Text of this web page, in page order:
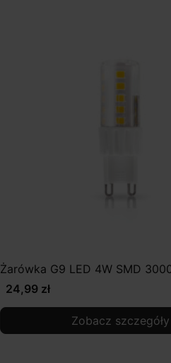
Żarówka G9 LED 4W SMD
24,99 zł
Zobacz szczegóły